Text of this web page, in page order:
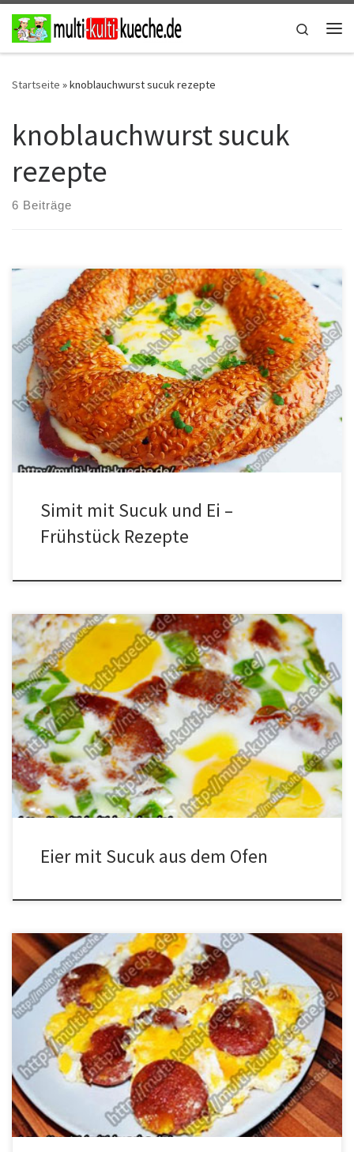
Zum Inhalt springen
Search
Startseite »knoblauchwurst sucuk rezepte
knoblauchwurst sucuk
rezepte
6 Beiträge
Zutaten für Simit mit Sucuk und Ei 1 Ei1 Simit1 Sucuketwas Käse
Zubereitung für Simit mit Sucuk und Ei Den Simit durchschneiden,
vom Käse und Sucuk einen Teil in Würfel und den Rest in Scheiben
schneiden. Die Sucukscheiben in eine Pfanne geben und von
beiden Seiten braten. Den Herd dabei […]
Simit mit Sucuk und Ei –
Frühstück Rezepte
Zutaten für Eier mit Sucuk aus dem Ofen 1/2
Sucuk (Knoblauchwurst)Lauchzwiebelnetwas Salz Zubereitung für
Eier mit Sucuk aus dem Ofen Den Sucuk und die Lauchzwiebeln
klein schneiden. Die Form einfetten. 5 Eier in die Form geben, den
Knoblauchwurst dazu geben, mit den restlichen Eiern bedecken,
mit etwas Salz würzen und die Lauchzwiebeln […]
Eier mit Sucuk aus dem Ofen
Zutaten für Spiegelei mit Sucuk 1/2 Sucuk (Knoblauchwurst)6
EierSalz Zubereitung für Spiegelei mit Sucuk Den Sucuk pellen und
in Scheiben schneiden, und in die Pfanne legen. Unter
mehrmaligem wenden von beiden Seiten braten. Wer möchte
kann auch etwas Öl in die Pfanne geben, wir machen es eigentlich
nie da der Sucuk […]